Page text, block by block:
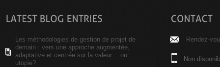
Les méthodologies de gestion de projet de
demain : vers une approche augmentée,
adaptative et centrée sur la valeur… ou
utopie?
Rendez-
Non